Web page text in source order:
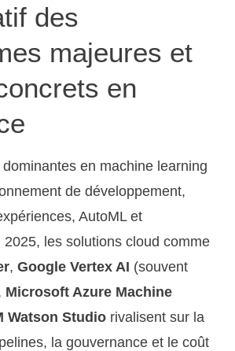
des
majeures et
en
en machine learning
de développement,
AutoML et
les solutions cloud comme
, Google Vertex AI (souvent
Microsoft Azure Machine
Watson Studio rivalisent sur la
la gouvernance et le coût